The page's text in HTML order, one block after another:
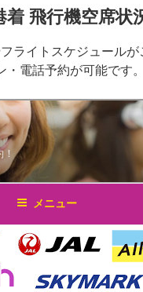
飛行機空席状
ライトスケジュール
電話予約が可能です。